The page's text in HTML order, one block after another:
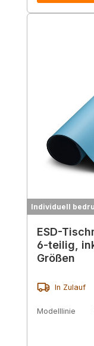
Individuell
ESD-
6-teilig,
Größen
In Zulauf
Modelllinie